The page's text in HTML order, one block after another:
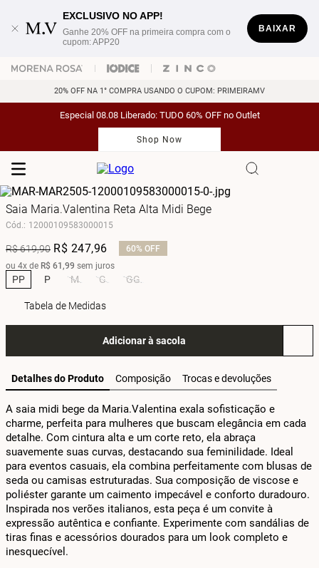
EXCLUSIVO NO APP!
Ganhe 20% OFF na primeira compra com o
cupom: APP20
BAIXAR
20% OFF NA 1° COMPRA USANDO O CUPOM: PRIMEIRAMV
Especial 08.08 Liberado: TUDO 60% OFF no Outlet
Shop Now
Saia Maria.Valentina Reta Alta Midi Bege
Cód.: 12000109583000015
R$619,90 R$ 247,96 60% OFF
ou 4x de R$ 61 ,99 sem juros
PP P M G GG
Tabela de Medidas
Adicionar à sacola
Detalhes do Produto Composição Trocas e devoluções
A saia midi bege da Maria.Valentina exala sofisticação e
charme, perfeita para mulheres que buscam elegância em cada
detalhe. Com cintura alta e um corte reto, ela abraça
suavemente suas curvas, destacando sua feminilidade. Ideal
para eventos casuais, ela combina perfeitamente com blusas de
seda ou camisas estruturadas. Sua composição de viscose e
poliéster garante um caimento impecável e conforto duradouro.
Inspirada nos verões italianos, esta peça é um convite à
expressão autêntica e confiante. Experimente com sandálias de
tiras finas e acessórios dourados para um look completo e
inesquecível.